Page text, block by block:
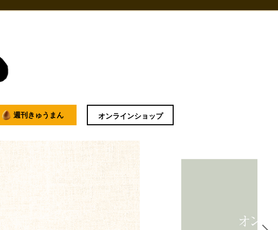
週刊きゅうまん オンラインショップ